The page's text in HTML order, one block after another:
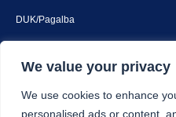
We value your privacy
We use cookies to enhance
personalised ads or content,
DUK/Pagalba
Saugumas ir privatumas